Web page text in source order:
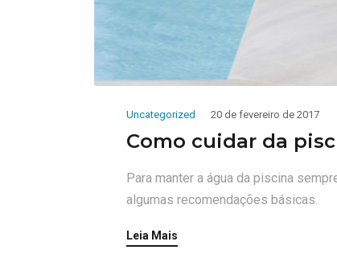
Uncategorized 20 de fevereiro de 2017
Como cuidar da
Para manter a água da piscina
algumas recomendações básicas.
Leia Mais